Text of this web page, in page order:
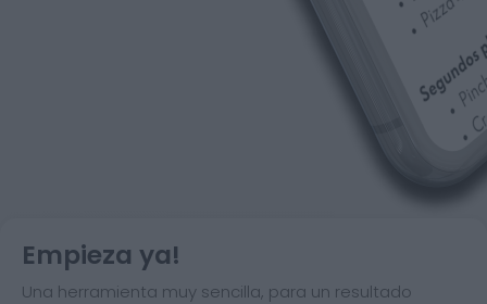
Empieza ya!
Una herramienta muy sencilla, para un resultado